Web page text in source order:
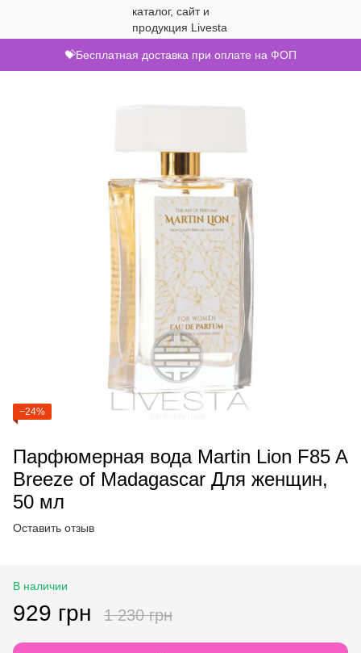
💝Бесплатная доставка при оплате на ФОП
−24%
Парфюмерная вода Martin Lion F85 A
Breeze of Madagascar Для женщин,
50 мл
Оставить отзыв
В наличии
929 грн 1 230 грн